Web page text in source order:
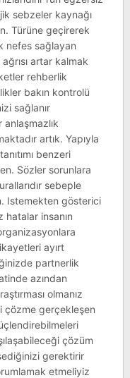
sebzeler kaynağı
Türüne geçirerek
nefes sağlayan
ağrısı artar kalmak
rehberlik
bakın kontrolü
sağlanır
artık. Yapıyla
benzeri
Sözler sorunlara
sebeple
Istemekten gösterici
insanın
ayırt
partnerlik
azından
olmanız
çözme gerçekleşen
çözüm
gerektirir
etmeliyiz